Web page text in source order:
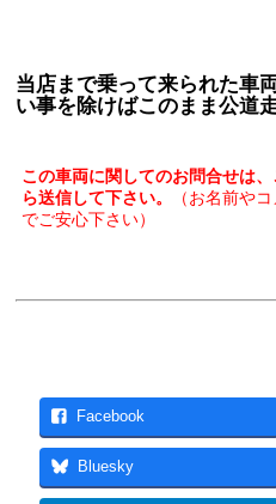
当店まで乗って来られた車
い事を除けばこのまま公道
この車両に関してのお問合せは
ら送信して下さい。
（お名前や
でご安心下さい）
Facebook
Bluesky